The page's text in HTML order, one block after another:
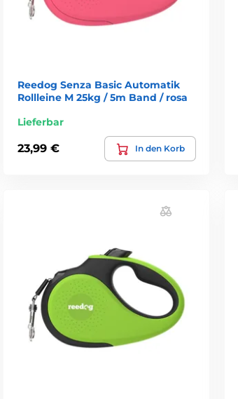
Reedog Senza Basic Automatik
Rollleine M 25kg / 5m Band / rosa
Lieferbar
23,99 € In den Korb